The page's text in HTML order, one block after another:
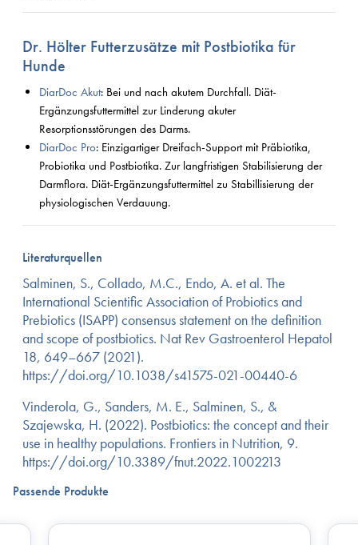
Dr. Hölter Futterzusätze mit Postbiotika für
Hunde
DiarDoc Akut: Bei und nach akutem Durchfall. Diät-
Ergänzungsfuttermittel zur Linderung akuter
Resorptionsstörungen des Darms.
DiarDoc Pro: Einzigartiger Dreifach-Support mit Präbiotika,
Probiotika und Postbiotika. Zur langfristigen Stabilisierung der
Darmflora. Diät-Ergänzungsfuttermittel zu Stabillisierung der
physiologischen Verdauung.
Literaturquellen
Salminen, S., Collado, M.C., Endo, A. et al. The
International Scientific Association of Probiotics and
Prebiotics (ISAPP) consensus statement on the definition
and scope of postbiotics. Nat Rev Gastroenterol Hepatol
18, 649–667 (2021).
https://doi.org/10.1038/s41575-021-00440-6
Vinderola, G., Sanders, M. E., Salminen, S., &
Szajewska, H. (2022). Postbiotics: the concept and their
use in healthy populations. Frontiers in Nutrition, 9.
https://doi.org/10.3389/fnut.2022.1002213
Passende Produkte